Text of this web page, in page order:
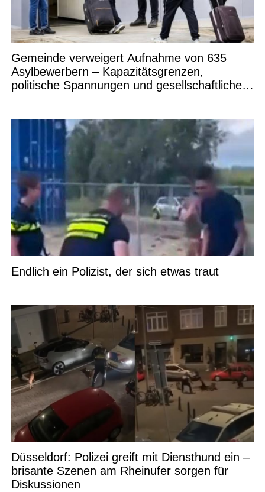
Gemeinde verweigert Aufnahme von 635
Asylbewerbern – Kapazitätsgrenzen,
politische Spannungen und gesellschaftliche
Endlich ein Polizist, der sich etwas traut
Düsseldorf: Polizei greift mit Diensthund ein –
brisante Szenen am Rheinufer sorgen für
Diskussionen